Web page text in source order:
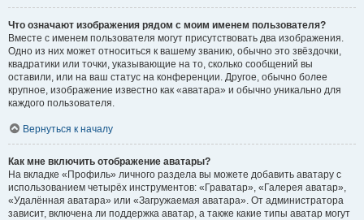
Что означают изображения рядом с моим именем пользователя?
Вместе с именем пользователя могут присутствовать два изображения.
Одно из них может относиться к вашему званию, обычно это звёздочки,
квадратики или точки, указывающие на то, сколько сообщений вы
оставили, или на ваш статус на конференции. Другое, обычно более
крупное, изображение известно как «аватара» и обычно уникально для
каждого пользователя.
Вернуться к началу
Как мне включить отображение аватары?
На вкладке «Профиль» личного раздела вы можете добавить аватару с
использованием четырёх инструментов: «Граватар», «Галерея аватар»,
«Удалённая аватара» или «Загружаемая аватара». От администратора
зависит, включена ли поддержка аватар, а также какие типы аватар могут